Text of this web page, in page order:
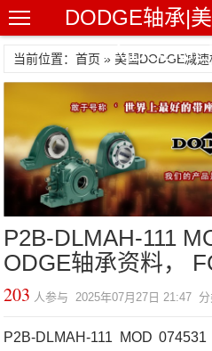
DODGE轴承|
承|DODGE
当前位置：首页 » 美国DODGE减速
P2B-DLMAH-111
ODGE轴承资料，
203 人参与 2025年07月27日 21:47
P2B-DLMAH-111 MOD